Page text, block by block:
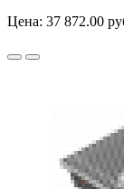
Цена: 37 872.00